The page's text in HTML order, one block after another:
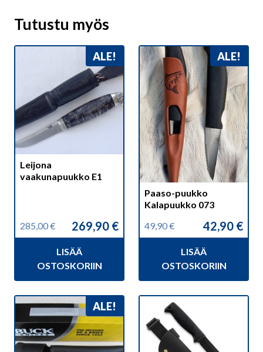
Tutustu myös
ALE!
Leijona
vaakunapuukko E1
285,00€
Alkuperäinen
hinta
285,00 €.
269,90 €
Nykyinen
hinta
269,90 €.
LISÄÄ
OSTOSKORIIN
ALE!
Paaso-puukko
Kalapuukko 073
49,90€
Alkuperäinen
hinta
49,90 €.
42,90 €
Nykyinen
hinta
42,90 €.
LISÄÄ
OSTOSKORIIN
ALE!
tuotteella
on
useampi